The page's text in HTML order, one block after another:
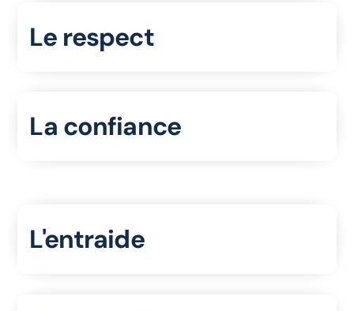
Le respect
La confiance
L'entraide